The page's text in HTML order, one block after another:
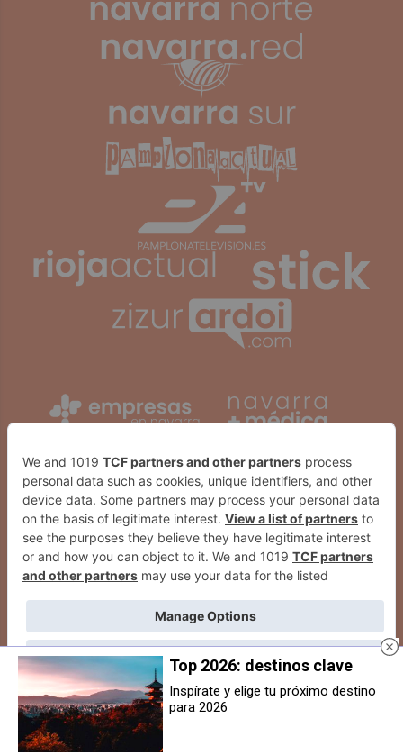
Top 2026: destinos clave
Inspírate y elige tu próximo destino
para 2026